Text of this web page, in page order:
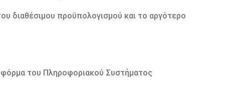
διαθέσιμου προϋπολογισμού και το αργότερο
του Πληροφοριακού Συστήματος